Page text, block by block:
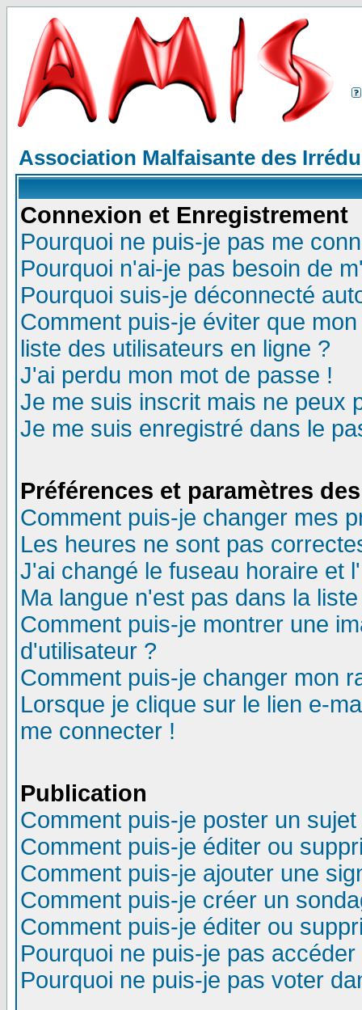
Association Malfaisante des
Connexion et Enregistrement
Pourquoi ne puis-je pas me
Pourquoi n'ai-je pas besoin de
Pourquoi suis-je déconnecté
Comment puis-je éviter que
liste des utilisateurs en ligne ?
J'ai perdu mon mot de passe !
Je me suis inscrit mais ne peux
Je me suis enregistré dans le
Préférences et paramètres
Comment puis-je changer mes
Les heures ne sont pas
J'ai changé le fuseau horaire et
Ma langue n'est pas dans la
Comment puis-je montrer une
d'utilisateur ?
Comment puis-je changer mon
Lorsque je clique sur le lien e-
me connecter !
Publication
Comment puis-je poster un
Comment puis-je éditer ou
Comment puis-je ajouter une
Comment puis-je créer un
Comment puis-je éditer ou
Pourquoi ne puis-je pas
Pourquoi ne puis-je pas voter